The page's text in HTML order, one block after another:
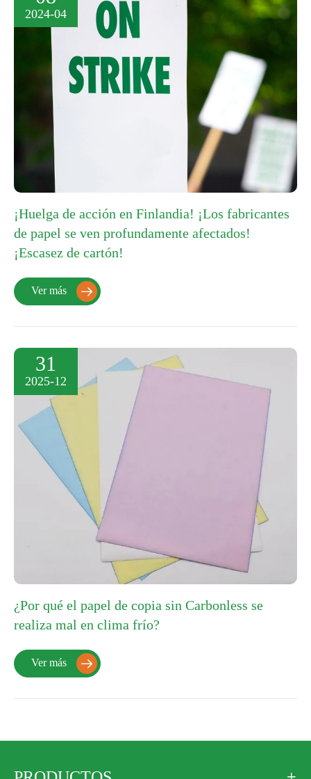
2024-04
¡Huelga de acción en Finlandia! ¡Los fabricantes
de papel se ven profundamente afectados!
¡Escasez de cartón!
Ver más 
31
2025-12
¿Por qué el papel de copia sin Carbonless se
realiza mal en clima frío?
Ver más 